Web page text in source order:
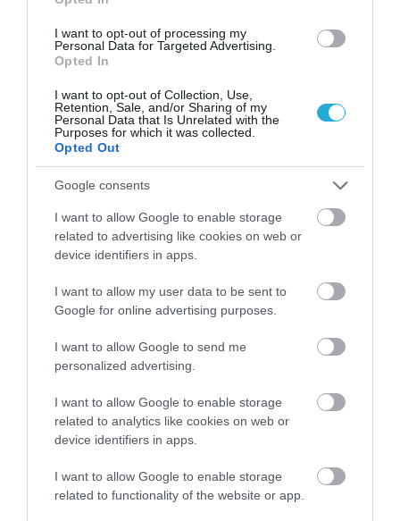
I want to opt-out of processing my
Personal Data for Targeted Advertising.
Opted In
I want to opt-out of Collection, Use,
Retention, Sale, and/or Sharing of my
Personal Data that Is Unrelated with the
Purposes for which it was collected.
Opted Out
Google consents
I want to allow Google to enable storage
related to advertising like cookies on web or
device identifiers in apps.
I want to allow my user data to be sent to
Google for online advertising purposes.
I want to allow Google to send me
personalized advertising.
I want to allow Google to enable storage
related to analytics like cookies on web or
device identifiers in apps.
I want to allow Google to enable storage
related to functionality of the website or app.
Έφτασε στην Ελλάδα η 46χρονη που
τραγωδία της Μαρφίν – Μεταφέρθηκε στη
ΙΩΑΝΝΑ ΠΥΛΟΥΔΗ
07.08.2026 | 00:36
Αργολίδα: Προφυλακιστέοι οι δύο
κατηγορούμενοι για τη δολοφονία του
58χρονου ψυχολόγου
Ξεκινούν τα νυχτερινά δοκιμαστικά
δρομολόγια του Μετρό Θεσσαλονίκης
προς Καλαμαριά
ΙΩΑΝΝΑ ΚΑΡΑ
Αλεξανδρούπολη: Χειροπέδες σε άνδρα
σε ανήλικες στον Άβαντα
ΙΩΑΝΝΑ ΠΥΛΟΥΔΗ
06.08.2026 | 22:20